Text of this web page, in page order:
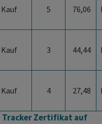
Kauf 5 76,06
Kauf 3 44,44
Kauf 4 27,48
Tracker Zertifikat auf